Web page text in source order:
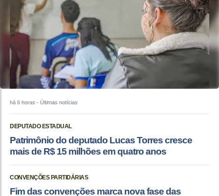
há 6 horas - Últimas notícias
DEPUTADO ESTADUAL
Patrimônio do deputado Lucas Torres cresce
mais de R$ 15 milhões em quatro anos
CONVENÇÕES PARTIDÁRIAS
Fim das convenções marca nova fase das